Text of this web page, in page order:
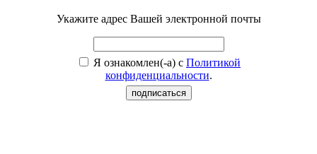
Укажите адрес Вашей электронной почты
Я ознакомлен(-а) с Политикой
конфиденциальности.